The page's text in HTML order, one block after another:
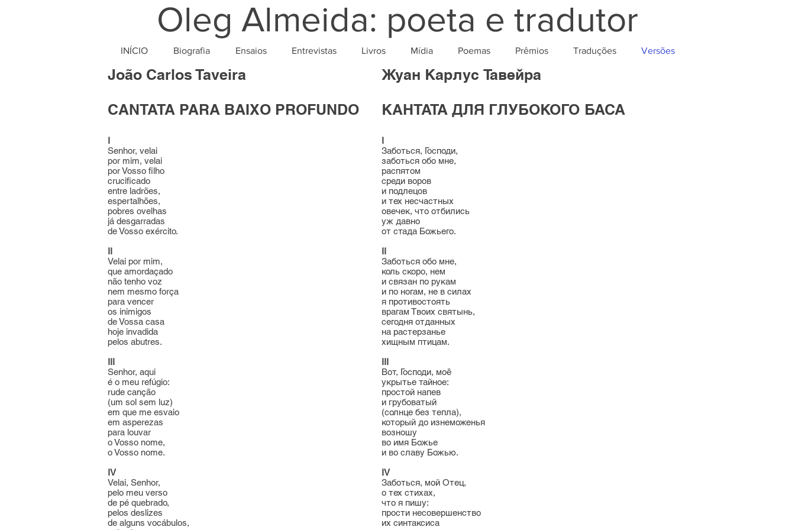
Oleg Almeida: poeta e tradutor
INÍCIO Biografia Ensaios Entrevistas Livros Mídia Poemas Prêmios Traduções Versões
João Carlos Taveira
CANTATA PARA BAIXO PROFUNDO
I
Senhor, velai
por mim, velai
por Vosso filho
crucificado
entre ladrões,
espertalhões,
pobres ovelhas
já desgarradas
de Vosso exército.
II
Velai por mim,
que amordaçado
não tenho voz
nem mesmo força
para vencer
os inimigos
de Vossa casa
hoje invadida
pelos abutres.
III
Senhor, aqui
é o meu refúgio:
rude canção
(um sol sem luz)
em que me esvaio
em asperezas
para louvar
o Vosso nome,
o Vosso nome.
IV
Velai, Senhor,
pelo meu verso
de pé quebrado,
pelos deslizes
de alguns vocábulos,
Жуан Карлус Тавейра
КАНТАТА ДЛЯ ГЛУБОКОГО БАСА
I
Заботься, Господи,
заботься обо мне,
распятом
среди воров
и подлецов
и тех несчастных
овечек, что отбились
уж давно
от стада Божьего.
II
Заботься обо мне,
коль скоро, нем
и связан по рукам
и по ногам, не в силах
я противостоять
врагам Твоих святынь,
сегодня отданных
на растерзанье
хищным птицам.
III
Вот, Господи, моё
укрытье тайное:
простой напев
и грубоватый
(солнце без тепла),
который до изнеможенья
возношу
во имя Божье
и во славу Божью.
IV
Заботься, мой Отец,
о тех стихах,
что я пишу:
прости несовершенство
их синтаксиса